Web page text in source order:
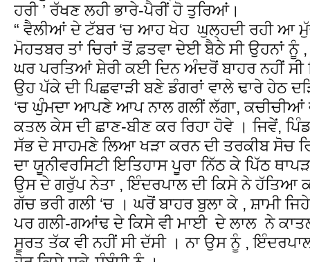
ਹਰੀ ’ ਰੱਖਣ ਲਹੀ ਭਾਰੇ-ਪੈਰੀਂ ਹੋ ਤੁਰਿਆਂ।
“ ਵੈਲੀਆਂ ਦੇ ਟੱਬਰ ‘ਚ ਆਹ ਖੇਹ ਘੁਲ੍ਹਦੀ ਰਹੀ ਆ
ਮੋਹਤਬਰ ਤਾਂ ਚਿਰਾਂ ਤੋਂ ਫ਼ਤਵਾ ਦੇਈ ਬੈਠੇ ਸੀ ਉਹਨਾਂ ਨੂੰ
ਘਰ ਪਰਤਿਆਂ ਸ਼ੇਰੀ ਕਈ ਦਿਨ ਅੰਦਰੋਂ ਬਾਹਰ ਨਹੀਂ ਸੀ
ਉਹ ਪੱਕੇ ਦੀ ਪਿਛਵਾੜੀ ਬਣੇ ਡੰਗਰਾਂ ਵਾਲੇ ਢਾਰੇ ਹੇਠ
‘ਚ ਘੁੰਮਦਾ ਆਪਣੇ ਆਪ ਨਾਲ ਗਲੀਂ ਲੱਗਾ, ਕਚੀਚੀਆਂ
ਕਤਲ ਕੇਸ ਦੀ ਛਾਣ-ਬੀਣ ਕਰ ਰਿਹਾ ਹੋਵੇ । ਜਿਵੇਂ,
ਸੱਭ ਦੇ ਸਾਹਮਣੇ ਲਿਆ ਖੜਾ ਕਰਨ ਦੀ ਤਰਕੀਬ
ਦਾ ਯੂਨੀਵਰਸਿਟੀ ਇਤਿਹਾਸ ਪੂਰਾ ਨਿੱਠ ਕੇ ਪਿੱਠ
ਉਸ ਦੇ ਗਰੁੱਪ ਨੇਤਾ , ਇੰਦਰਪਾਲ ਦੀ ਕਿਸੇ ਨੇ ਹੱਤਿਆ
ਗੱਚ ਭਰੀ ਗਲੀ ‘ਚ । ਘਰੋਂ ਬਾਹਰ ਬੁਲਾ ਕੇ , ਸ਼ਾਮੀ
ਪਰ ਗਲੀ-ਗਆਂਢ ਦੇ ਕਿਸੇ ਵੀ ਮਾਈ ਦੇ ਲਾਲ ਨੇ
ਸੂਰਤ ਤੱਕ ਵੀ ਨਹੀਂ ਸੀ ਦੱਸੀ । ਨਾ ਉਸ ਨੂੰ ,